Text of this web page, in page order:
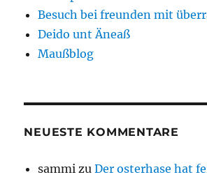
Besuch bei freunden mit
Deido unt Äneaß
Maußblog
NEUESTE KOMMENTARE
sammi zuDer osterhase hat